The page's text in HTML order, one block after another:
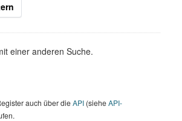
einer anderen Suche.
auch über dieAPI (sieheAPI-